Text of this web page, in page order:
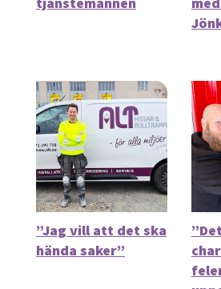
”Jag vill att det ska
hända saker”